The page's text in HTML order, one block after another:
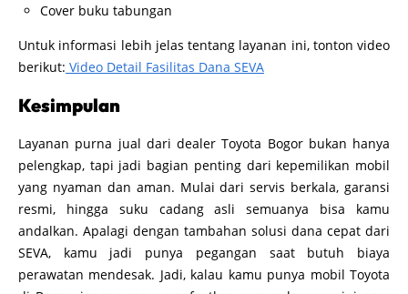
Cover buku tabungan
Untuk informasi lebih jelas tentang layanan ini, tonton video
berikut: Video Detail Fasilitas Dana SEVA
Kesimpulan
Layanan purna jual dari dealer Toyota Bogor bukan hanya
pelengkap, tapi jadi bagian penting dari kepemilikan mobil
yang nyaman dan aman. Mulai dari servis berkala, garansi
resmi, hingga suku cadang asli semuanya bisa kamu
andalkan. Apalagi dengan tambahan solusi dana cepat dari
SEVA, kamu jadi punya pegangan saat butuh biaya
perawatan mendesak. Jadi, kalau kamu punya mobil Toyota